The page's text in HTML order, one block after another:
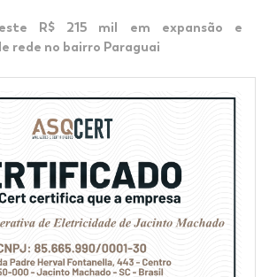
R$ 215 mil em expansão e
rede no bairro Paraguai